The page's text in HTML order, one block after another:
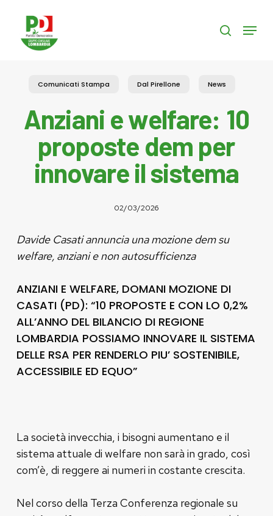
content
search
Menu
Comunicati Stampa Dal Pirellone News
Anziani e welfare: 10
proposte dem per
innovare il sistema
02/03/2026
Davide Casati annuncia una mozione dem su
welfare, anziani e non autosufficienza
ANZIANI E WELFARE, DOMANI MOZIONE DI
CASATI (PD): “10 PROPOSTE E CON LO 0,2%
ALL’ANNO DEL BILANCIO DI REGIONE
LOMBARDIA POSSIAMO INNOVARE IL SISTEMA
DELLE RSA PER RENDERLO PIU’ SOSTENIBILE,
ACCESSIBILE ED EQUO”
La società invecchia, i bisogni aumentano e il
sistema attuale di welfare non sarà in grado, così
com’è, di reggere ai numeri in costante crescita.
Nel corso della Terza Conferenza regionale su